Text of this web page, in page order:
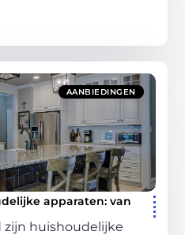
AANBIEDINGEN
apparaten: van
huishoudelijke